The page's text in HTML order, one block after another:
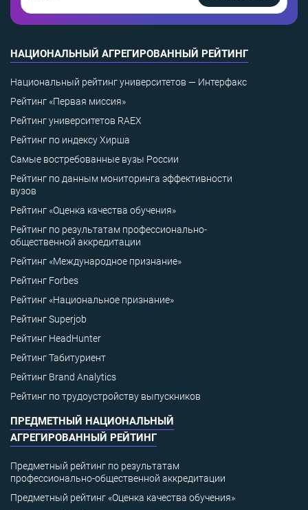
НАЦИОНАЛЬНЫЙ АГРЕГИРОВАННЫЙ РЕЙТИНГ
Национальный рейтинг университетов — Интерфакс
Рейтинг «Первая миссия»
Рейтинг университетов RAEX
Рейтинг по индексу Хирша
Самые востребованные вузы России
Рейтинг по данным мониторинга эффективности
вузов
Рейтинг «Оценка качества обучения»
Рейтинг по результатам профессионально-
общественной аккредитации
Рейтинг «Международное признание»
Рейтинг Forbes
Рейтинг «Национальное признание»
Рейтинг Superjob
Рейтинг HeadHunter
Рейтинг Табитуриент
Рейтинг Brand Analytics
Рейтинг по трудоустройству выпускников
ПРЕДМЕТНЫЙ НАЦИОНАЛЬНЫЙ
АГРЕГИРОВАННЫЙ РЕЙТИНГ
Предметный рейтинг по результатам
профессионально-общественной аккредитации
Предметный рейтинг «Оценка качества обучения»